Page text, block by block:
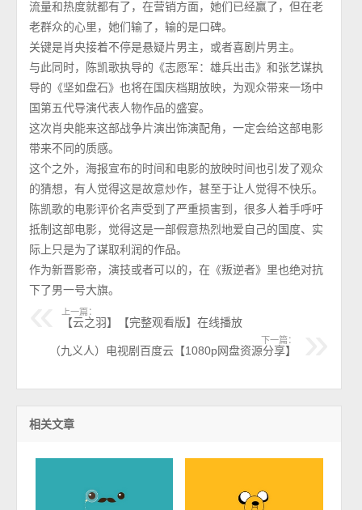
流量和热度就都有了，在营销方面，她们已经赢了，但在老
老群众的心里，她们输了，输的是口碑。
关键是肖央接着不停是悬疑片男主，或者喜剧片男主。
与此同时，陈凯歌执导的《志愿军：雄兵出击》和张艺谋执
导的《坚如盘石》也将在国庆档期放映，为观众带来一场中
国第五代导演代表人物作品的盛宴。
这次肖央能来这部战争片演出饰演配角，一定会给这部电影
带来不同的质感。
这个之外，海报宣布的时间和电影的放映时间也引发了观众
的猜想，有人觉得这是故意炒作，甚至于让人觉得不快乐。
陈凯歌的电影评价名声受到了严重损害到，很多人着手呼吁
抵制这部电影，觉得这是一部假意热烈地爱自己的国度、实
际上只是为了谋取利润的作品。
作为新晋影帝，演技或者可以的，在《叛逆者》里也绝对抗
下了男一号大旗。
上一篇：
【云之羽】【完整观看版】在线播放
下一篇：
（九义人）电视剧百度云【1080p网盘资源分享】
相关文章